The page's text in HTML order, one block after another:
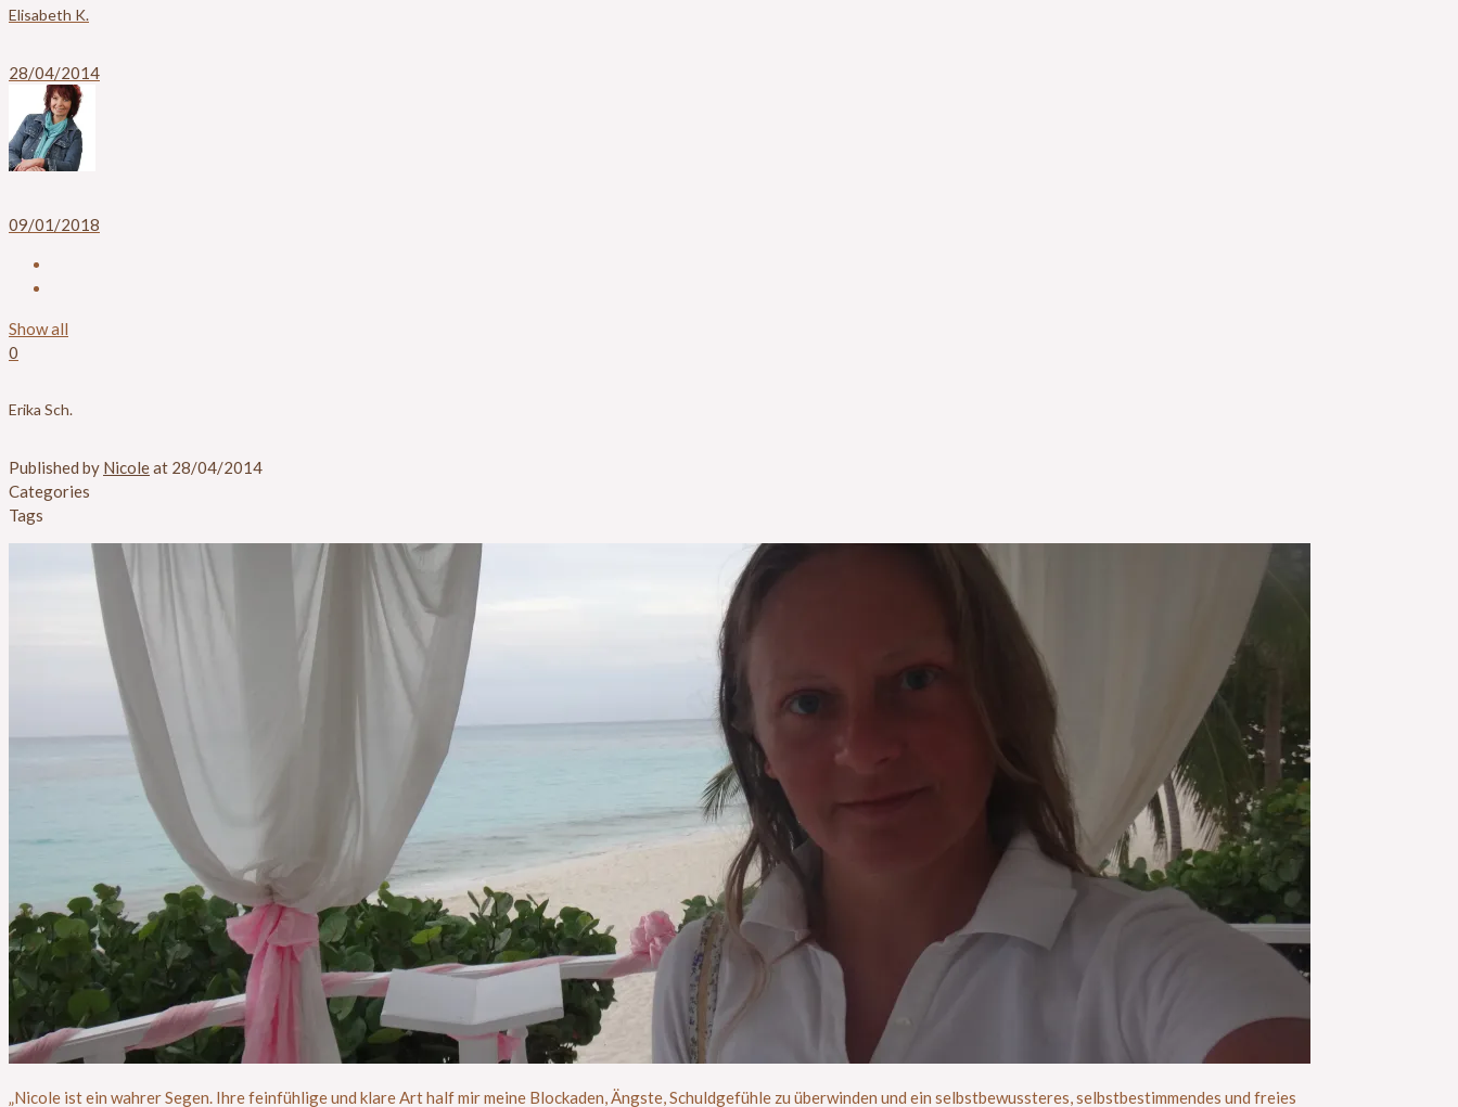
Elisabeth K.
28/04/2014
09/01/2018
Show all
0
Erika Sch.
Published by Nicoleat 28/04/2014
Categories
Tags
„Nicole ist ein wahrer Segen. Ihre feinfühlige und klare Art half mir meine Blockaden, Ängste, Schuldgefühle zu überwinden und ein selbstbewussteres, selbstbestimmendes und freies